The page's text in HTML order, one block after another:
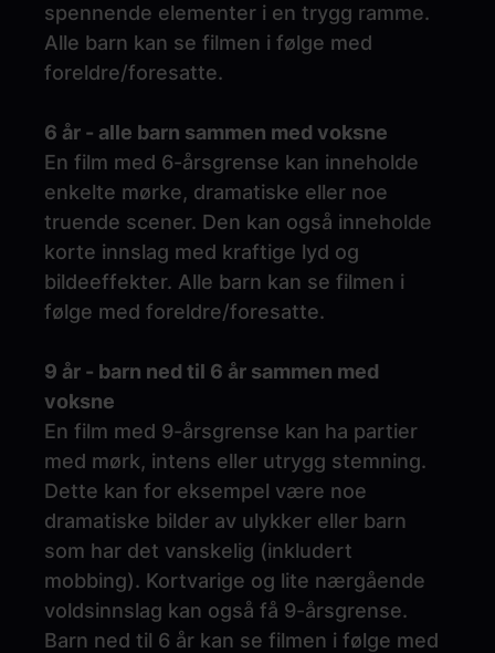
spennende elementer i en trygg ramme.
Alle barn kan se filmen i følge med
foreldre/foresatte.
6 år - alle barn sammen med voksne
En film med 6-årsgrense kan inneholde
enkelte mørke, dramatiske eller noe
truende scener. Den kan også inneholde
korte innslag med kraftige lyd og
bildeeffekter. Alle barn kan se filmen i
følge med foreldre/foresatte.
9 år - barn ned til 6 år sammen med
voksne
En film med 9-årsgrense kan ha partier
med mørk, intens eller utrygg stemning.
Dette kan for eksempel være noe
dramatiske bilder av ulykker eller barn
som har det vanskelig (inkludert
mobbing). Kortvarige og lite nærgående
voldsinnslag kan også få 9-årsgrense.
Barn ned til 6 år kan se filmen i følge med